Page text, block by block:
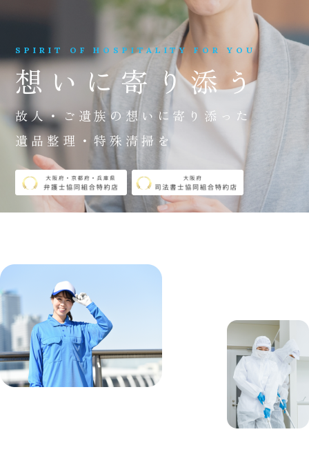
SPIRIT OF HOSPITALITY FOR YOU
想いに寄り添う
故人・ご遺族の想いに寄り添った
遺品整理・特殊清掃を